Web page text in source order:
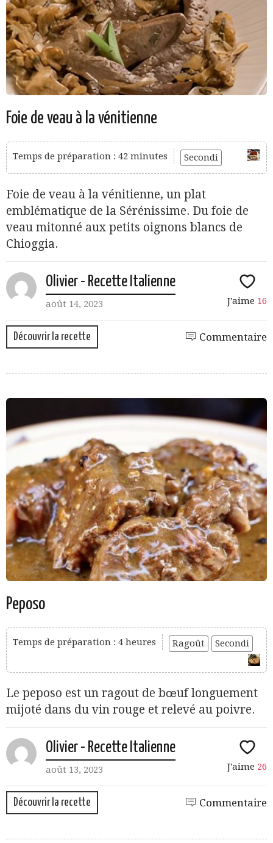
Foie de veau à la vénitienne
Temps de préparation : 42 minutes Secondi
Foie de veau à la vénitienne, un plat
emblématique de la Sérénissime. Du foie de
veau mitonné aux petits oignons blancs de
Chioggia.
Olivier - Recette Italienne
août 14, 2023 J'aime 16
Découvrir la recette Commentaire
Peposo
Temps de préparation : 4 heures Ragoût Secondi
Le peposo est un ragout de bœuf longuement
mijoté dans du vin rouge et relevé au poivre.
Olivier - Recette Italienne
août 13, 2023 J'aime 26
Découvrir la recette Commentaire